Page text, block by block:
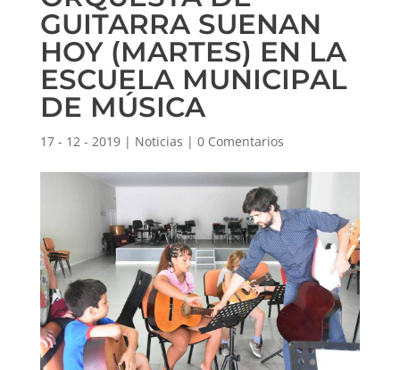
GUITARRA SUENAN
HOY (MARTES) EN LA
ESCUELA MUNICIPAL
DE MÚSICA
17 - 12 - 2019| Noticias | 0 Comentarios